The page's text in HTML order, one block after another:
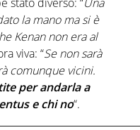
la mano ma si è
Kenan non era al
viva: “Se non sarà
comunque vicini.
per andarla a
e chi no“.